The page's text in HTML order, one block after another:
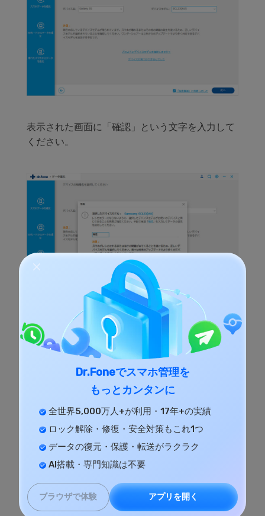
Dr.Foneでスマホ管理を
もっとカンタンに
全世界5,000万人+が利用・17年+の実績
ロック解除・修復・安全対策もこれ1つ
データの復元・保護・転送がラクラク
AI搭載・専門知識は不要
ブラウザで体験 アプリを開く
表示された画面に「確認」という文字を入力して
ください。
後は壊れたスマホをダウンロードモードに入りま
す。製品画面に操作手順を詳しく表示されますの
で、ガイドに従って操作してください。